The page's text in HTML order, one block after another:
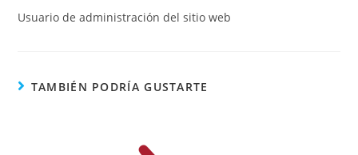
Usuario de administración del sitio web
TAMBIÉN PODRÍA GUSTARTE